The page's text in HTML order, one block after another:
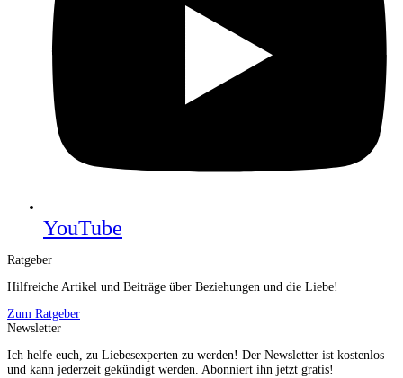
YouTube
Ratgeber
Hilfreiche Artikel und Beiträge über Beziehungen und die Liebe!
Zum Ratgeber
Newsletter
Ich helfe euch, zu Liebesexperten zu werden! Der Newsletter ist kostenlos
und kann jederzeit gekündigt werden. Abonniert ihn jetzt gratis!